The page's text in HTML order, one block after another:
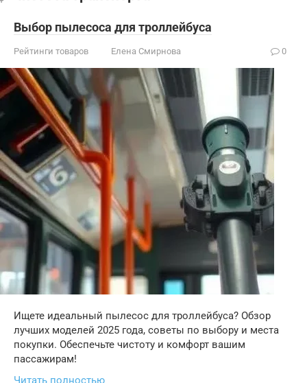
Выбор пылесоса для троллейбуса
Рейтинги товаров Елена Смирнова 0
Ищете идеальный пылесос для троллейбуса? Обзор
лучших моделей 2025 года, советы по выбору и места
покупки. Обеспечьте чистоту и комфорт вашим
пассажирам!
Читать полностью